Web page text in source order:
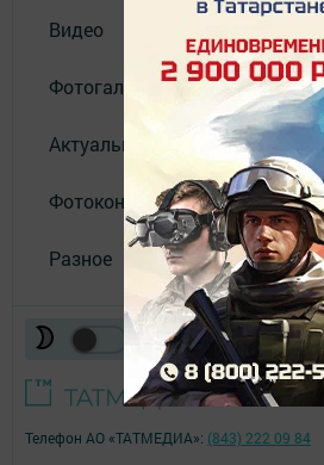
Видео
Фотогалереи
Актуальное видео
Фотоконкурс
Разное
Телефон АО «ТАТМЕДИА»: (843) 222 09 84